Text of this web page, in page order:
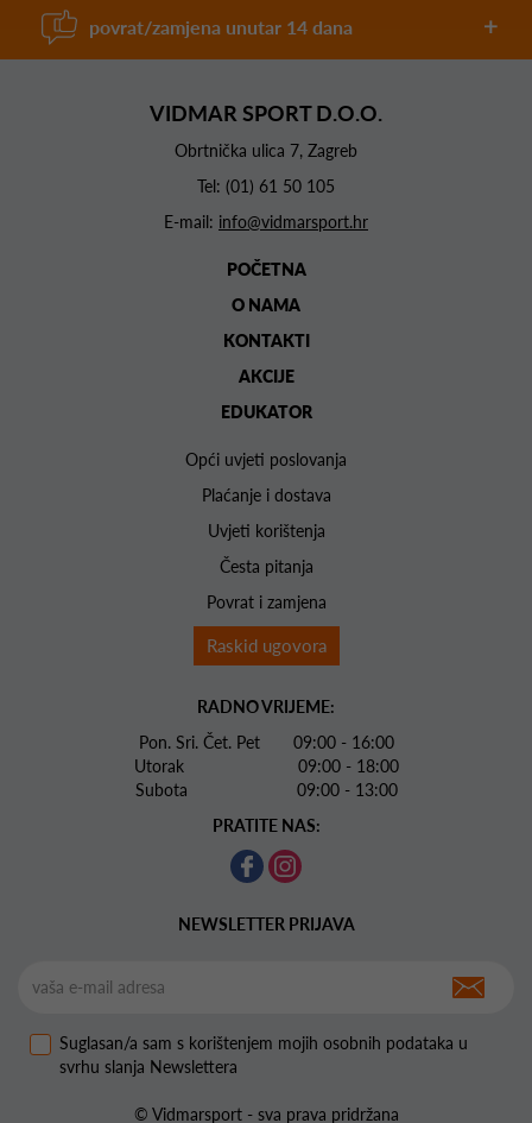
povrat/zamjena unutar 14 dana
VIDMAR SPORT D.O.O.
Obrtnička ulica 7, Zagreb
Tel: (01) 61 50 105
E-mail: info@vidmarsport.hr
POČETNA
O NAMA
KONTAKTI
AKCIJE
EDUKATOR
Opći uvjeti poslovanja
Plaćanje i dostava
Uvjeti korištenja
Česta pitanja
Povrat i zamjena
Raskid ugovora
RADNO VRIJEME:
Pon. Sri. Čet. Pet 09:00 - 16:00
Utorak 09:00 - 18:00
Subota 09:00 - 13:00
PRATITE NAS:
NEWSLETTER PRIJAVA
Suglasan/a sam s korištenjem mojih osobnih podataka u
svrhu slanja Newslettera
© Vidmarsport - sva prava pridržana